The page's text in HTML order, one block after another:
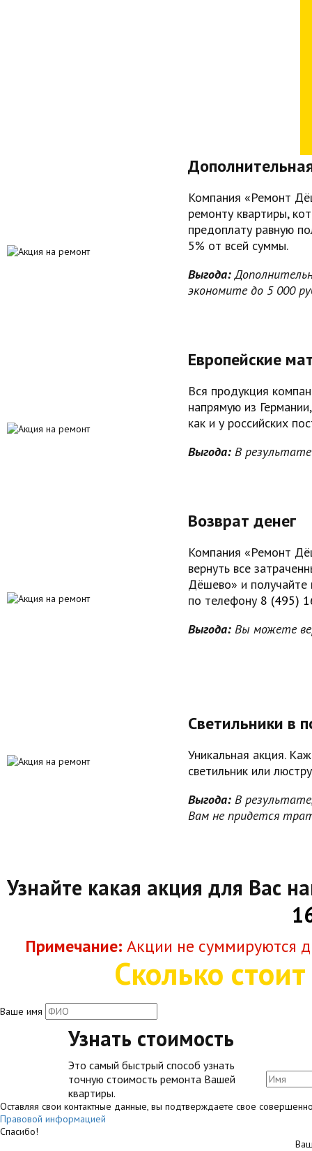
Компания «Ремонт
ремонту квартиры,
предоплату равную
5% от всей суммы.
Выгода:
экономите до 5 000
Европейские
Вся продукция
напрямую из
как и у российских
Выгода: В
Возврат денег
Компания «Ремонт
вернуть все
Дёшево» и получайте
по телефону 8 (495)
Выгода: Вы можете
Светильники в
Уникальная акция.
светильник или
Выгода: В
Вам не придется
Узнайте какая акция для Вас
Примечание: Акции не суммируются
Сколько
Ваше имя
Узнать стоимость
Это самый быстрый способ узнать
точную стоимость ремонта Вашей
квартиры.
Оставляя свои контактные данные, вы подтверждаете свое
Правовой информацией
Спасибо!